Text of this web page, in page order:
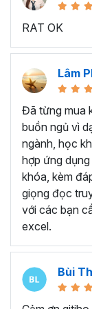
sử dụng Excel
công việc. Hơn
mình đang thực
Hiện nay 100%
cần tới kỹ
chính... Mỗi
công việc khác
Chính vì điều
Excel cập
cùng với92 tài
ích vô tận như:
Giảng
cao, kinh
đoàn
RAT OK
Lâm
Đã từng mua
buồn ngủ vì
ngành, học
hợp ứng
khóa, kèm
giọng đọc
với các bạn
excel.
Bùi